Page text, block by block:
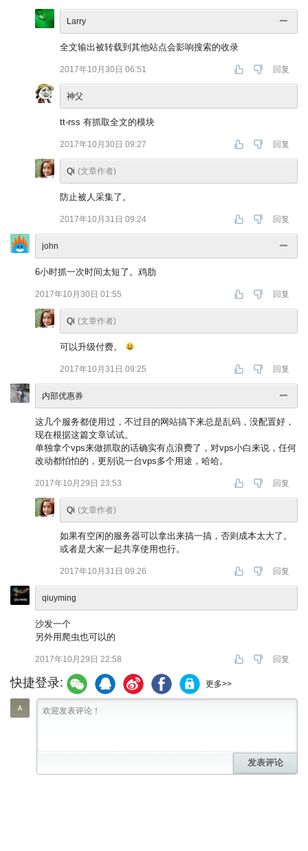
Larry
全文输出被转载到其他站点会影响搜索的收录
2017年10月30日 06:51 回复
神父
tt-rss 有抓取全文的模块
2017年10月30日 09:27 回复
Qi (文章作者)
防止被人采集了。
2017年10月31日 09:24 回复
john
6小时抓一次时间太短了。鸡肋
2017年10月30日 01:55 回复
Qi (文章作者)
可以升级付费。
2017年10月31日 09:25 回复
内部优惠券
这几个服务都使用过，不过目的网站搞下来总是乱码，没配置好，
现在根据这篇文章试试。
单独拿个vps来做抓取的话确实有点浪费了，对vps小白来说，任何
改动都怕怕的，更别说一台vps多个用途，哈哈。
2017年10月29日 23:53 回复
Qi (文章作者)
如果有空闲的服务器可以拿出来搞一搞，否则成本太大了。
或者是大家一起共享使用也行。
2017年10月31日 09:26 回复
qiuyming
沙发一个
另外用爬虫也可以的
2017年10月29日 22:58 回复
快捷登录: 更多>>
发表评论